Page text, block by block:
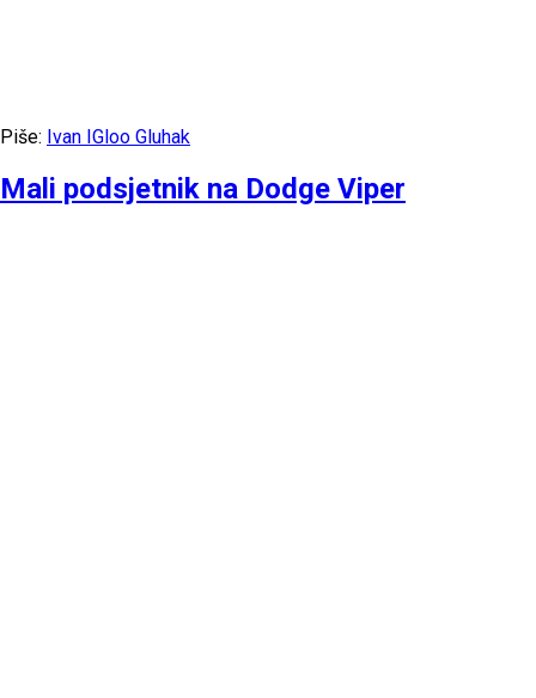
Piše: Ivan IGloo Gluhak
Mali podsjetnik na Dodge Viper